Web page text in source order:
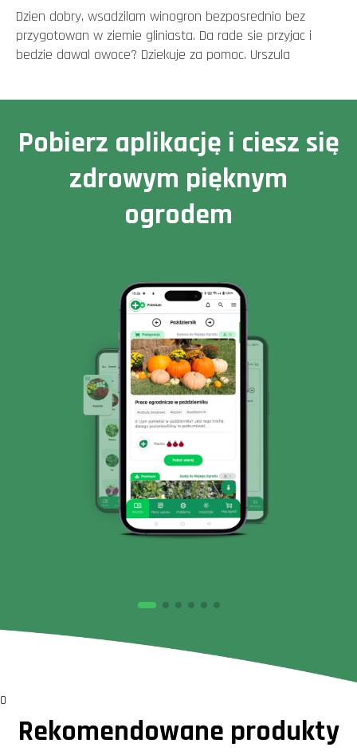
Dzien dobry, wsadzilam winogron bezposrednio bez
przygotowan w ziemie gliniasta. Da rade sie przyjac i
bedzie dawal owoce? Dziekuje za pomoc. Urszula
Pobierz aplikację i ciesz się
zdrowym pięknym
ogrodem
0
Rekomendowane produkty